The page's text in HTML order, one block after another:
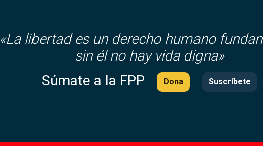
«La libertad es un derecho humano
sin él no hay vida digna»
Súmate a la FPP
Dona Suscríbete